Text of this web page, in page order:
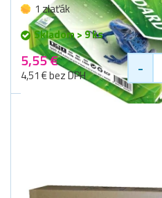
1 zlaťák
Skladom > 9 ks
5,55 €
4,51 € bez DPH -